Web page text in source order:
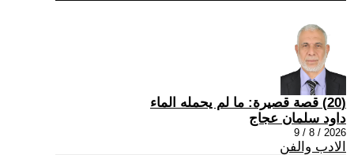
(20) قصة قصيرة: ما لم يحمله الماء
داود سلمان عجاج
2026 / 8 / 9
الادب والفن